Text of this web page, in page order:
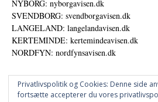
NYBORG: nyborgavisen.dk
SVENDBORG: svendborgavisen.dk
LANGELAND: langelandavisen.dk
KERTEMINDE: kertemindeavisen.dk
NORDFYN: nordfynsavisen.dk
Privatlivspolitik og Cookies: Denne side
fortsætte accepterer du vores